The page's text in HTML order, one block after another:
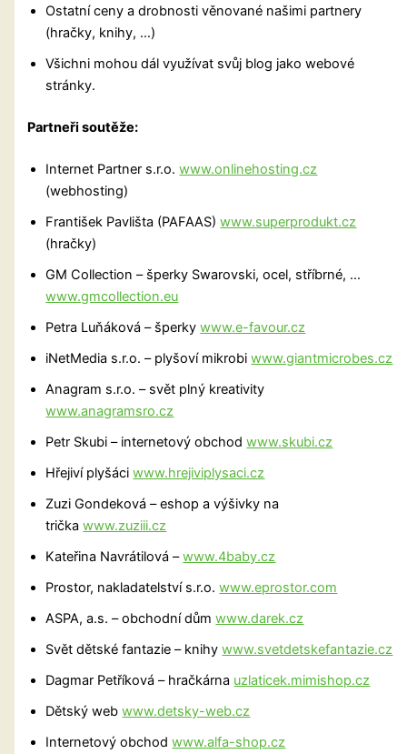
Ostatní ceny a drobnosti věnované našimi partnery
(hračky, knihy, …)
Všichni mohou dál využívat svůj blog jako webové
stránky.
Partneři soutěže:
Internet Partner s.r.o.www.onlinehosting.cz
(webhosting)
František Pavlišta (PAFAAS)www.superprodukt.cz
(hračky)
GM Collection – šperky Swarovski, ocel, stříbrné, …
www.gmcollection.eu
Petra Luňáková – šperkywww.e-favour.cz
iNetMedia s.r.o. – plyšoví mikrobiwww.giantmicrobes.cz
Anagram s.r.o. – svět plný kreativity
www.anagramsro.cz
Petr Skubi – internetový obchodwww.skubi.cz
Hřejiví plyšáciwww.hrejiviplysaci.cz
Zuzi Gondeková – eshop a výšivky na
tričkawww.zuziii.cz
Kateřina Navrátilová –www.4baby.cz
Prostor, nakladatelství s.r.o.www.eprostor.com
ASPA, a.s. – obchodní důmwww.darek.cz
Svět dětské fantazie – knihywww.svetdetskefantazie.cz
Dagmar Petříková – hračkárna uzlaticek.mimishop.cz
Dětský webwww.detsky-web.cz
Internetový obchodwww.alfa-shop.cz